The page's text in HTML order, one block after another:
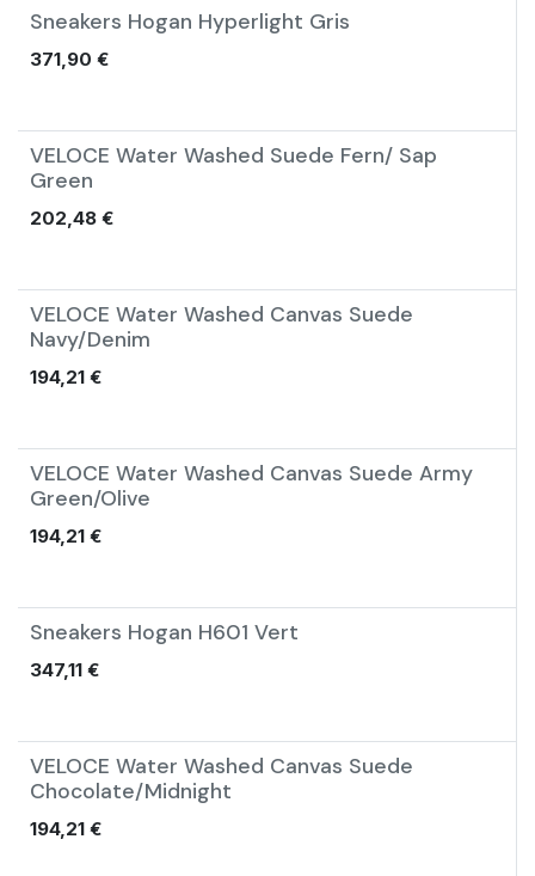
Nouveau !
Sneakers Hogan Hyperlight Gris
371,90 €
Nouveau !
VELOCE Water Washed Suede Fern/ Sap
Green
202,48 €
Nouveau !
VELOCE Water Washed Canvas Suede
Navy/Denim
194,21 €
Nouveau !
VELOCE Water Washed Canvas Suede Army
Green/Olive
194,21 €
Nouveau !
Sneakers Hogan H601 Vert
347,11 €
Nouveau !
VELOCE Water Washed Canvas Suede
Chocolate/Midnight
194,21 €